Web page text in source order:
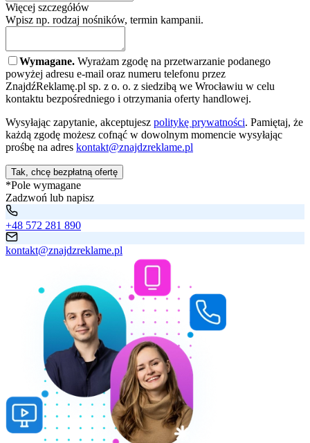
Więcej szczegółów
Wpisz np. rodzaj nośników, termin kampanii.
Wymagane. Wyrażam zgodę na przetwarzanie podanego
powyżej adresu e-mail oraz numeru telefonu przez
ZnajdźReklamę.pl sp. z o. o. z siedzibą we Wrocławiu w celu
kontaktu bezpośredniego i otrzymania oferty handlowej.
Wysyłając zapytanie, akceptujesz politykę prywatności. Pamiętaj, że
każdą zgodę możesz cofnąć w dowolnym momencie wysyłając
prośbę na adres kontakt@znajdzreklame.pl
Tak, chcę bezpłatną ofertę
*Pole wymagane
Zadzwoń lub napisz
+48 572 281 890
kontakt@znajdzreklame.pl